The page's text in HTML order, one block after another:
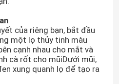
của riêng bạn, bắt đầu
một lọ thủy tinh màu
cạnh nhau cho mắt và
cà rốt cho mũiDưới mũi,
xung quanh lọ để tạo ra